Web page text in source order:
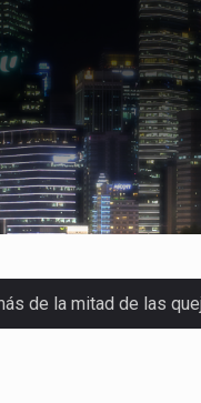
de la mitad de las